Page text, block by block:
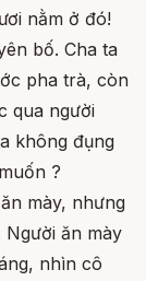
nằm ở đó!
bố. Cha ta
pha trà, còn
qua người
không đụng
?
mày, nhưng
Người ăn mày
nhìn cô